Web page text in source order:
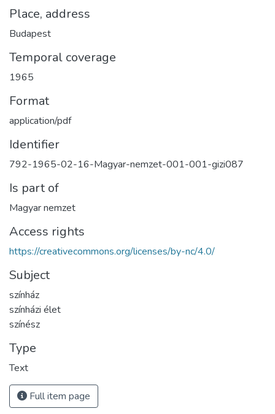
Place, address
Budapest
Temporal coverage
1965
Format
application/pdf
Identifier
792-1965-02-16-Magyar-nemzet-001-001-gizi087
Is part of
Magyar nemzet
Access rights
https://creativecommons.org/licenses/by-nc/4.0/
Subject
színház
színházi élet
színész
Type
Text
Full item page